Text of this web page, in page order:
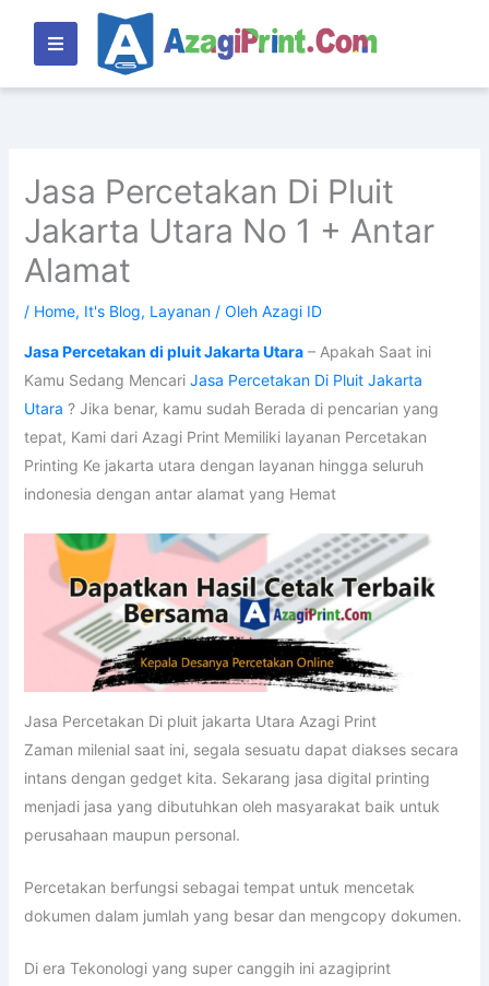
konten
Jasa Percetakan Di Pluit
Jakarta Utara No 1 + Antar
Alamat
/ Home, It's Blog, Layanan/ Oleh Azagi ID
Jasa Percetakan di pluit Jakarta Utara– Apakah Saat ini
Kamu Sedang Mencari Jasa Percetakan Di Pluit Jakarta
Utara ? Jika benar, kamu sudah Berada di pencarian yang
tepat, Kami dari Azagi Print Memiliki layanan Percetakan
Printing Ke jakarta utara dengan layanan hingga seluruh
indonesia dengan antar alamat yang Hemat
Jasa Percetakan Di pluit jakarta Utara Azagi Print
Zaman milenial saat ini, segala sesuatu dapat diakses secara
intans dengan gedget kita. Sekarang jasa digital printing
menjadi jasa yang dibutuhkan oleh masyarakat baik untuk
perusahaan maupun personal.
Percetakan berfungsi sebagai tempat untuk mencetak
dokumen dalam jumlah yang besar dan mengcopy dokumen.
Di era Tekonologi yang super canggih ini azagiprint